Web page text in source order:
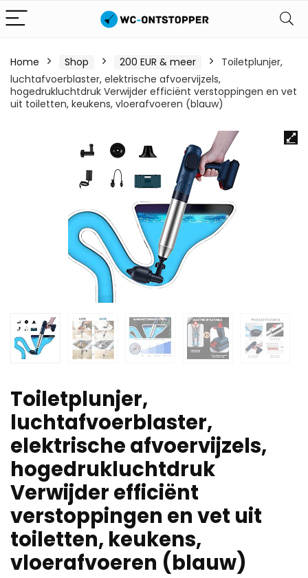
Home Shop 200 EUR & meer
Toiletplunjer,
luchtafvoerblaster, elektrische afvoervijzels,
hogedrukluchtdruk Verwijder efficiënt verstoppingen en vet
uit toiletten, keukens, vloerafvoeren (blauw)
Toiletplunjer,
luchtafvoerblaster,
elektrische afvoervijzels,
hogedrukluchtdruk
Verwijder efficiënt
verstoppingen en vet uit
toiletten, keukens,
vloerafvoeren (blauw)